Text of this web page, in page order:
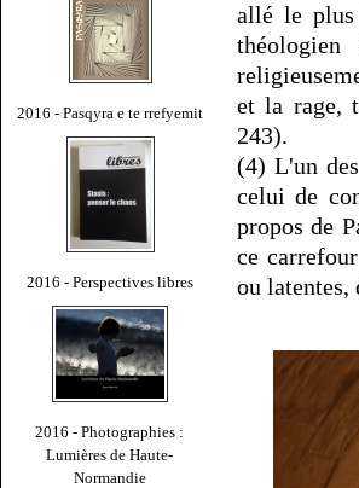
2016 - Pasqyra e te rrefyemit
2016 - Perspectives libres
2016 - Photographies :
Lumières de Haute-
Normandie
allé le
et la rage,
243).
(4) L'un
celui de
propos de
ce
ou latentes,